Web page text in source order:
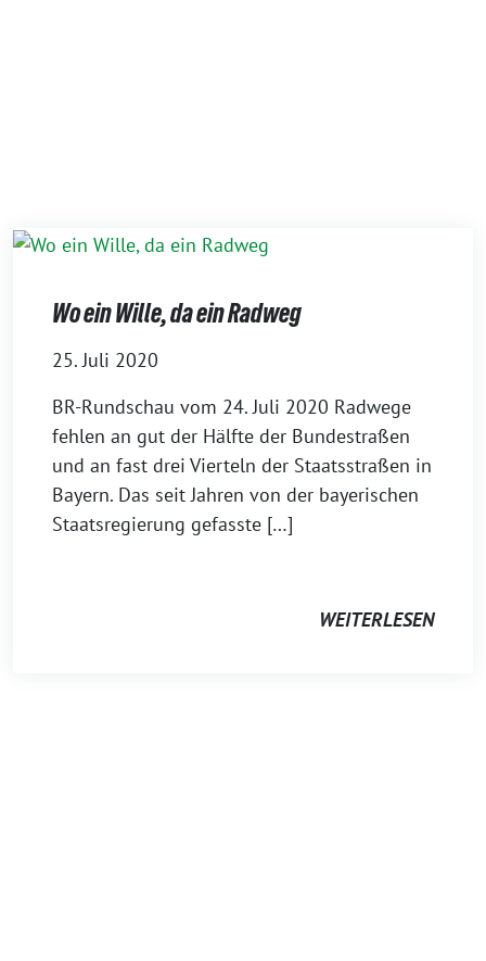
Wo ein Wille, da ein Radweg
25. Juli 2020
BR-Rundschau vom 24. Juli 2020 Radwege
fehlen an gut der Hälfte der Bundestraßen
und an fast drei Vierteln der Staatsstraßen in
Bayern. Das seit Jahren von der bayerischen
Staatsregierung gefasste […]
WEITERLESEN